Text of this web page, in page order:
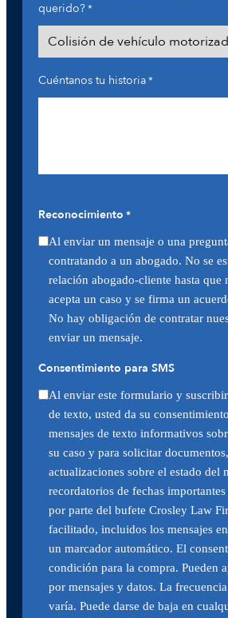
querido?*
Cuéntanos tu historia*
Reconocimiento *
Al enviar un mensaje o una
contratando a un abogado. No se
relación abogado-cliente hasta que
acepta un caso y se firma un
No hay obligación de contratar
enviar un mensaje.
Consentimiento para SMS
Al enviar este formulario y
de texto, usted da su
mensajes de texto informativos
su caso y para solicitar
actualizaciones sobre el estado del
recordatorios de fechas
por parte del bufete Crosley Law
facilitado, incluidos los mensajes
un marcador automático. El
condición para la compra. Pueden
por mensajes y datos. La
varía. Puede darse de baja en